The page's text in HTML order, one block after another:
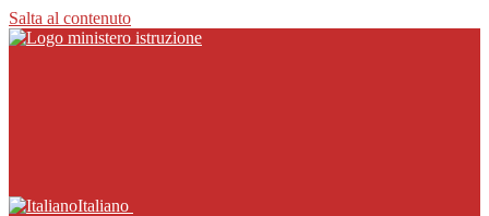
Salta al contenuto
Italiano